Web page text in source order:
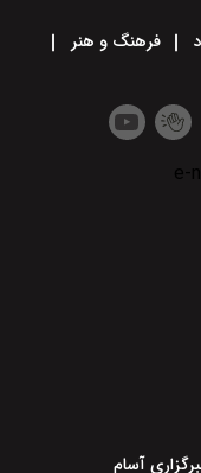
فرهنگ و هنر
آسام